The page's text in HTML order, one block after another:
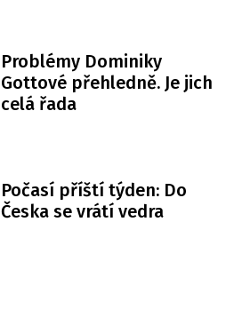
Problémy Dominiky
Gottové přehledně. Je jich
celá řada
Počasí příští týden: Do
Česka se vrátí vedra